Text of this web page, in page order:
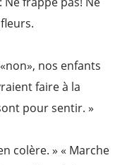
nos enfants
faire à la
pour sentir. »
colère. » « Marche